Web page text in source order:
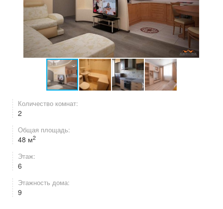
Количество комнат:
2
Общая площадь:
48 м2
Этаж:
6
Этажность дома:
9